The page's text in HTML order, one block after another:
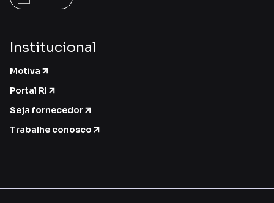
Institucional
Motiva
Portal RI
Seja fornecedor
Trabalhe conosco